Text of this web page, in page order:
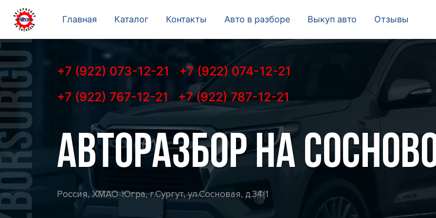
Главная Каталог Контакты Авто в разборе Выкуп авто Отзывы
+7 (922) 073-12-21
+7 (922) 074-12-21
+7 (922) 767-12-21
+7 (922) 787-12-21
АВТОРАЗБОР НА
Россия, ХМАО-Югра, г.Сургут, ул.Сосновая, д.34/1